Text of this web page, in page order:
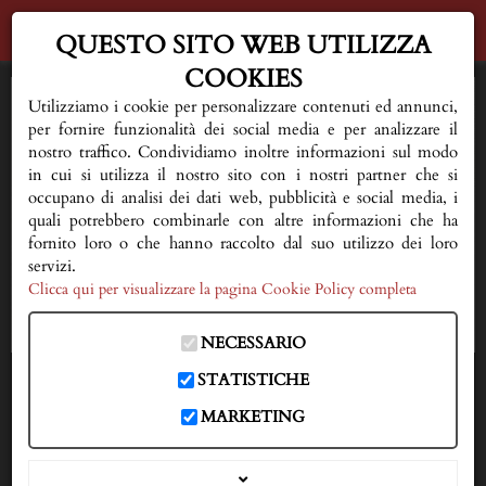
IN CASO DI DECESSO
333 3593150
HOME
AL VOSTRO FIANCO
QUALCHE CONSIGLIO
NECROLOGI
DOVE SIAMO
QUESTO SITO WEB UTILIZZA
COOKIES
Utilizziamo i cookie per personalizzare contenuti ed annunci,
per fornire funzionalità dei social media e per analizzare il
nostro traffico. Condividiamo inoltre informazioni sul modo
in cui si utilizza il nostro sito con i nostri partner che si
occupano di analisi dei dati web, pubblicità e social media, i
quali potrebbero combinarle con altre informazioni che ha
fornito loro o che hanno raccolto dal suo utilizzo dei loro
servizi.
Clicca qui per visualizzare la pagina Cookie Policy completa
NECESSARIO
STATISTICHE
MARKETING